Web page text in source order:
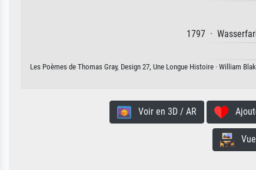
1797 ·
Les Poèmes de Thomas Gray, Design 27, Une Longue Histoire · William
Voir en 3D / AR
Vue